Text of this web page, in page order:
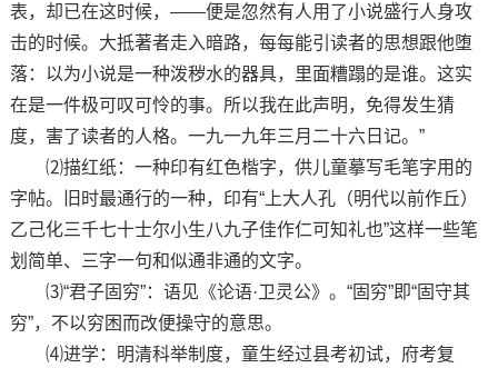
表，却已在这时候，——便是忽然有人用了小说盛行人身攻
击的时候。大抵著者走入暗路，每每能引读者的思想跟他堕
落：以为小说是一种泼秽水的器具，里面糟蹋的是谁。这实
在是一件极可叹可怜的事。所以我在此声明，免得发生猜
度，害了读者的人格。一九一九年三月二十六日记。”
⑵描红纸：一种印有红色楷字，供儿童摹写毛笔字用的
字帖。旧时最通行的一种，印有“上大人孔（明代以前作丘）
乙己化三千七十士尔小生八九子佳作仁可知礼也”这样一些笔
划简单、三字一句和似通非通的文字。
⑶“君子固穷”：语见《论语·卫灵公》。“固穷”即“固守其
穷”，不以穷困而改便操守的意思。
⑷进学：明清科举制度，童生经过县考初试，府考复